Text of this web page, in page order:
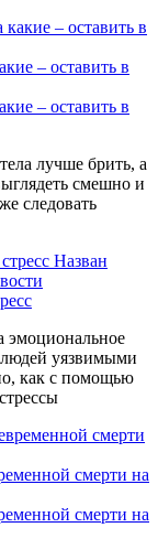
– оставить в
– оставить в
лучше брить, а
смешно и
следовать
Назван
эмоциональное
уязвимыми
как с помощью
смерти на
смерти на